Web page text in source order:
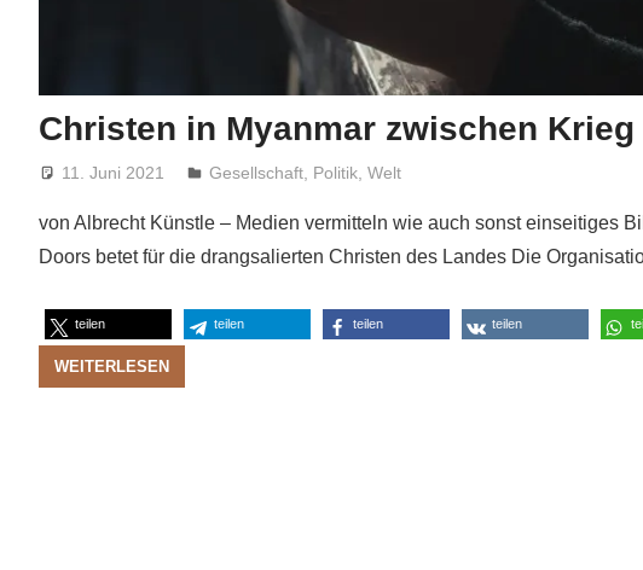
Christen in Myanmar zwischen
11. Juni 2021 Niki Vogt
Gesellschaft, Politik, Welt
von Albrecht Künstle – Medien vermitteln wie auch sonst einseitiges
Doors betet für die drangsalierten Christen des Landes Die
teilen teilen teilen teilen
WEITERLESEN